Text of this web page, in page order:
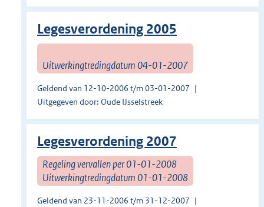
Legesverordening 2005
Uitwerkingtredingdatum 04-01-2007
Geldend van 12-10-2006 t/m 03-01-2007
Uitgegeven door: Oude IJsselstreek
Legesverordening 2007
Regeling vervallen per 01-01-2008
Uitwerkingtredingdatum 01-01-2008
Geldend van 23-11-2006 t/m 31-12-2007